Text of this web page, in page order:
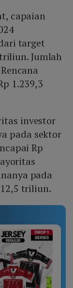
capaian
target
Jumlah
1.239,3
investor
pada sektor
Rp
pada
triliun.